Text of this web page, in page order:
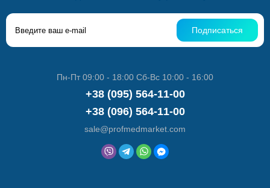
Подписаться
Пн-Пт 09:00 - 18:00 Сб-Вс 10:00 - 16:00
+38 (095) 564-11-00
+38 (096) 564-11-00
sale@profmedmarket.com